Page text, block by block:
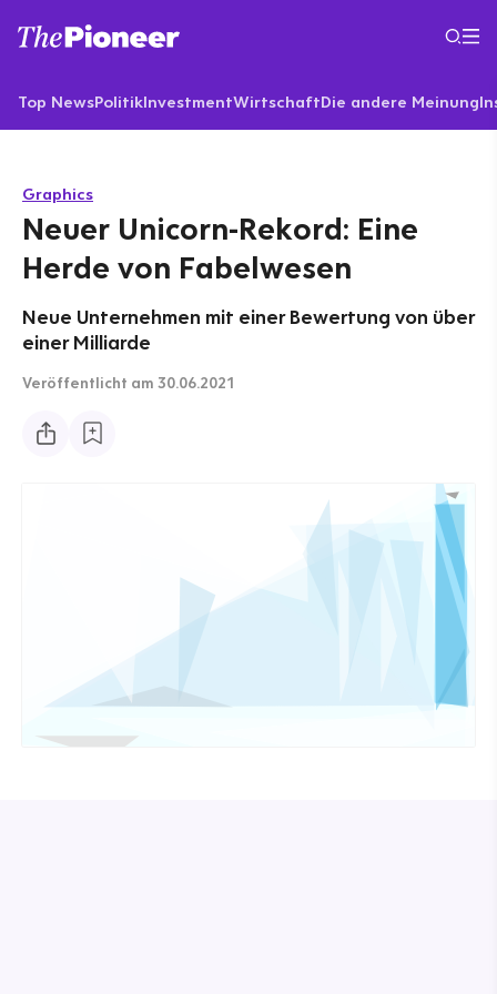
Top NewsPolitikInvestmentWirtschaftDie andere Meinung
Graphics
Neuer Unicorn-Rekord: Eine
Herde von Fabelwesen
Neue Unternehmen mit einer Bewertung von über
einer Milliarde
Veröffentlicht am 30.06.2021